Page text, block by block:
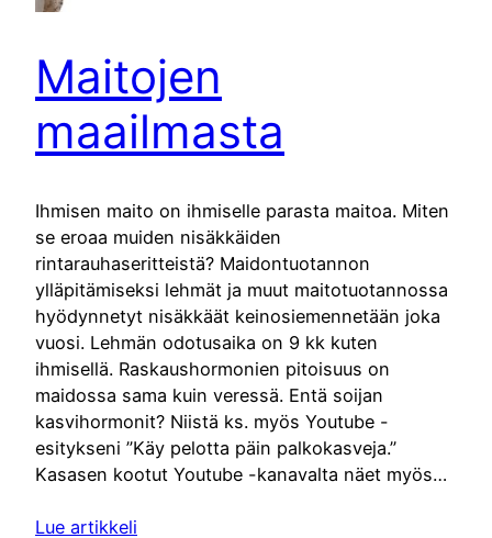
Maitojen
maailmasta
Ihmisen maito on ihmiselle parasta maitoa. Miten
se eroaa muiden nisäkkäiden
rintarauhaseritteistä? Maidontuotannon
ylläpitämiseksi lehmät ja muut maitotuotannossa
hyödynnetyt nisäkkäät keinosiemennetään joka
vuosi. Lehmän odotusaika on 9 kk kuten
ihmisellä. Raskaushormonien pitoisuus on
maidossa sama kuin veressä. Entä soijan
kasvihormonit? Niistä ks. myös Youtube -
esitykseni ”Käy pelotta päin palkokasveja.”
Kasasen kootut Youtube -kanavalta näet myös…
Lue artikkeli